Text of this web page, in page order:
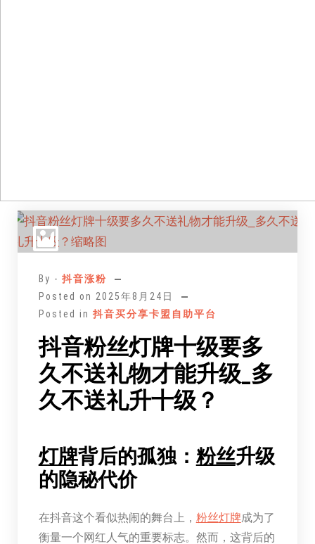
By - 抖音涨粉
Posted on 2025年8月24日
Posted in 抖音买分享卡盟自助平台
抖音粉丝灯牌十级要多
久不送礼物才能升级_多
久不送礼升十级？
灯牌背后的孤独： 粉丝升级
的隐秘代价
在抖音这个看似热闹的舞台上， 粉丝灯牌成为了
衡量一个网红人气的重要标志。然而，这背后的